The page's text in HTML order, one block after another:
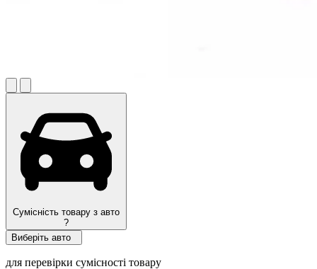
Сумісність товару з авто
?
Виберіть авто
для перевірки сумісності товару